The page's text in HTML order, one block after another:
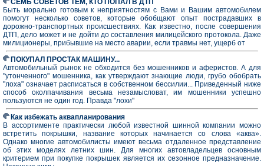
СЕМЬ СОВЕТОВ ТЕМ, КТО ПОПАЛ В ДТП
Быть морально готовым к неприятностям с Вами и Вашим автомобилем
помогут несколько советов, которые обобщают опыт пострадавших в
дорожно-транспортных происшествиях. Как известно, после совершения
ДТП, дело может и не дойти до составления милицейского протокола. Даже
милиционеры, прибывшие на место аварии, если травмы нет, ущерб от
ПОКУПАЛ ПРОСТАК МАШИНУ...
Автомобильный рынок не обходится без мошенников и аферистов. А для
"утонченного" мошенника, как утверждают знающие люди, грубо обобрать
"лоха" означает расписаться в собственном бессилии... Приведенный ниже
способ околпачивания весьма незамысловат, им мошенники успешно
пользуются не один год. Правда "лохи"
Как избежать аквапланирования
В ассортименте практически любой известной шинной компании можно
встретить покрышки, название которых начинается со слова «аква».
Однако многие автомобилисты имеют весьма отдаленное представление
об этих моделях летних шин. Для многих автовладельцев основным
критерием при покупке покрышек является их сезонное предназначение.